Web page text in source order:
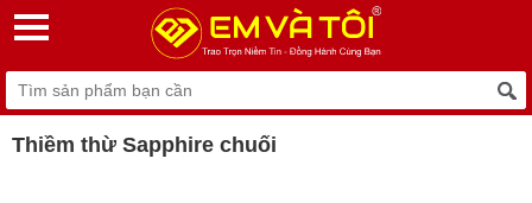
Thiềm thừ Sapphire chuối